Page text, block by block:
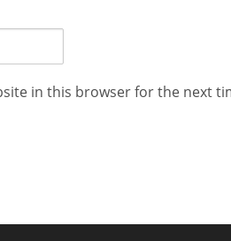
in this browser for the next